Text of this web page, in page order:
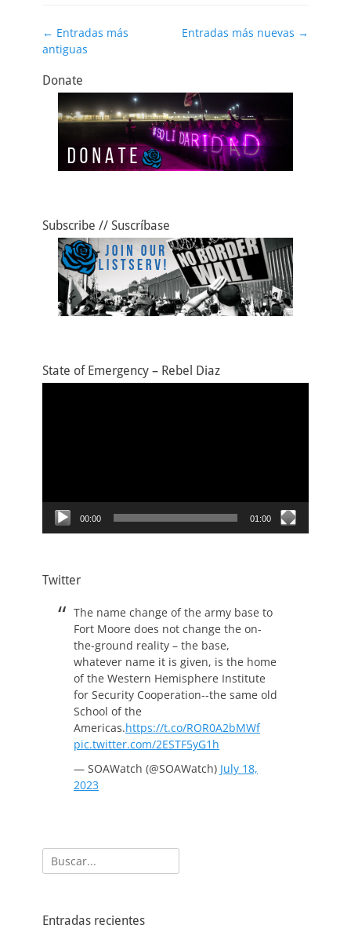
e
b
o
o
k
o
o
n
tir
Navegación
de
← Entradas más
antiguas
Entradas más nuevas →
Donate
Subscribe // Suscríbase
State of Emergency – Rebel Diaz
00:00 01:00
Twitter
The name change of the army base to
Fort Moore does not change the on-
the-ground reality – the base,
whatever name it is given, is the home
of the Western Hemisphere Institute
for Security Cooperation--the same old
School of the
Americas.https://t.co/ROR0A2bMWf
pic.twitter.com/2ESTF5yG1h
— SOAWatch (@SOAWatch) July 18,
2023
Buscar:
Entradas recientes